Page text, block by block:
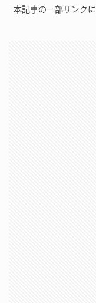
本記事の一部リンク